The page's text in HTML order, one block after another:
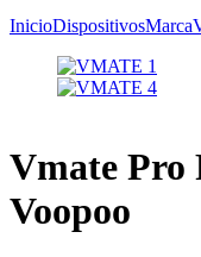
InicioDispositivosMarca
Vmate Pro
Voopoo